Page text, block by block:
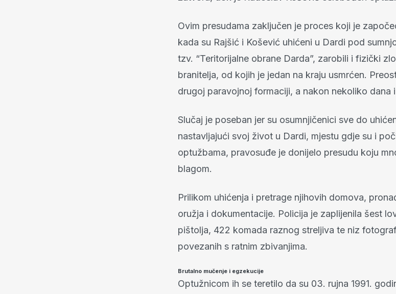
Ovim presudama zaključen je proces koji je
kada su Rajšić i Košević uhićeni u Dardi pod
tzv. “Teritorijalne obrane Darda”, zarobili i fizički
branitelja, od kojih je jedan na kraju usmrćen.
drugoj paravojnoj formaciji, a nakon nekoliko dana
Slučaj je poseban jer su osumnjičenici sve do
nastavljajući svoj život u Dardi, mjestu gdje su i
optužbama, pravosuđe je donijelo presudu koju
blagom.
Prilikom uhićenja i pretrage njihovih domova,
oružja i dokumentacije. Policija je zaplijenila šest
pištolja, 422 komada raznog streljiva te niz
povezanih s ratnim zbivanjima.
Brutalno mučenje i egzekucije
Optužnicom ih se teretilo da su 03. rujna 1991.